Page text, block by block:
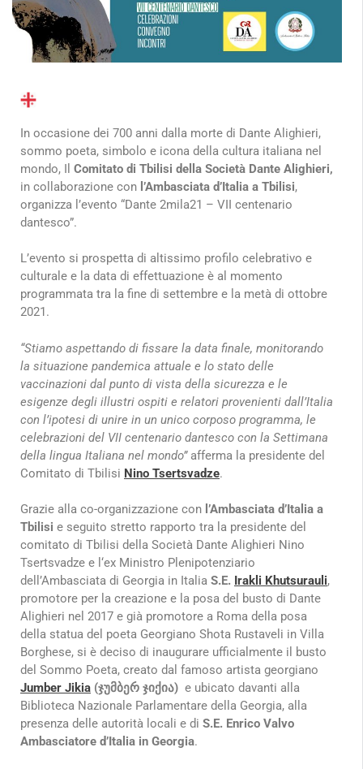
In occasione dei 700 anni dalla morte di Dante Alighieri,
sommo poeta, simbolo e icona della cultura italiana nel
mondo, Il Comitato di Tbilisi della Società Dante Alighieri,
in collaborazione con l’Ambasciata d’Italia a Tbilisi,
organizza l’evento “Dante 2mila21 – VII centenario
dantesco”.
L’evento si prospetta di altissimo profilo celebrativo e
culturale e la data di effettuazione è al momento
programmata tra la fine di settembre e la metà di ottobre
2021.
“Stiamo aspettando di fissare la data finale, monitorando
la situazione pandemica attuale e lo stato delle
vaccinazioni dal punto di vista della sicurezza e le
esigenze degli illustri ospiti e relatori provenienti dall’Italia
con l’ipotesi di unire in un unico corposo programma, le
celebrazioni del VII centenario dantesco con la Settimana
della lingua Italiana nel mondo”afferma la presidente del
Comitato di Tbilisi Nino Tsertsvadze.
Grazie alla co-organizzazione con l’Ambasciata d’Italia a
Tbilisi e seguito stretto rapporto tra la presidente del
comitato di Tbilisi della Società Dante Alighieri Nino
Tsertsvadze e l‘ex Ministro Plenipotenziario
dell’Ambasciata di Georgia in Italia S.E. Irakli Khutsurauli,
promotore per la creazione e la posa del busto di Dante
Alighieri nel 2017 e già promotore a Roma della posa
della statua del poeta Georgiano Shota Rustaveli in Villa
Borghese, si è deciso di inaugurare ufficialmente il busto
del Sommo Poeta, creato dal famoso artista georgiano
Jumber Jikia (ჯუმბერ ჯიქია) e ubicato davanti alla
Biblioteca Nazionale Parlamentare della Georgia, alla
presenza delle autorità locali e di S.E. Enrico Valvo
Ambasciatore d’Italia in Georgia.